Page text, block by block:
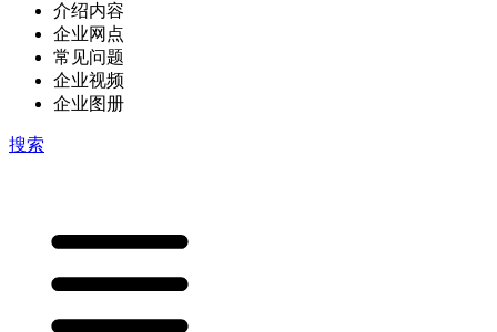
介绍内容
企业网点
常见问题
企业视频
企业图册
搜索